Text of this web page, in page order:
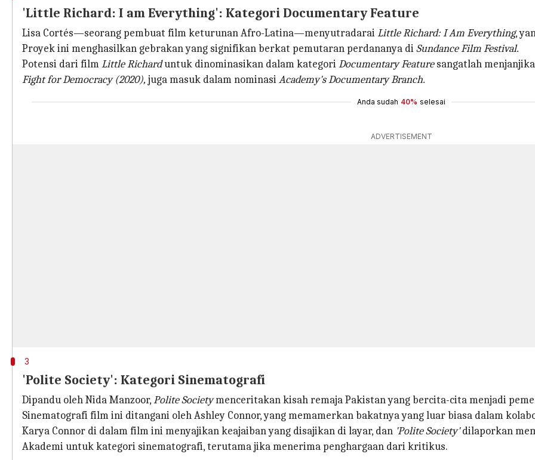
'Little Richard: I am Everything': Kategori Documentary Feature
Lisa Cortés—seorang pembuat film keturunan Afro-Latina—menyutradaraiLittle Richard: I Am Everything,
Proyek ini menghasilkan gebrakan yang signifikan berkat pemutaran perdananya diSundance Film Festival.
Potensi dari filmLittle Richarduntuk dinominasikan dalam kategoriDocumentary Featuresangatlah
Fight for Democracy (2020), juga masuk dalam nominasiAcademy's Documentary Branch.
Anda sudah 40% selesai
ADVERTISEMENT
3
'Polite Society': Kategori Sinematografi
Dipandu oleh Nida Manzoor,Polite Societymenceritakan kisah remaja Pakistan yang bercita-cita menjadi
Sinematografi film ini ditangani oleh Ashley Connor, yang memamerkan bakatnya yang luar biasa dalam
Karya Connor di dalam film ini menyajikan keajaiban yang disajikan di layar, dan 'Polite Society'dilaporkan
Akademi untuk kategori sinematografi, terutama jika menerima penghargaan dari kritikus.